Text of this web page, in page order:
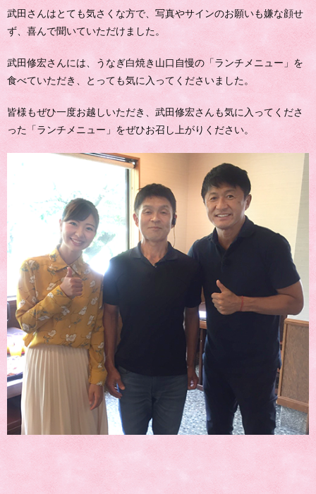
武田さんはとても気さくな方で、写真やサインのお願いも嫌な顔せ
ず、喜んで聞いていただけました。
武田修宏さんには、うなぎ白焼き山口自慢の「ランチメニュー」を
食べていただき、とっても気に入ってくださいました。
皆様もぜひ一度お越しいただき、武田修宏さんも気に入ってくださ
った「ランチメニュー」をぜひお召し上がりください。